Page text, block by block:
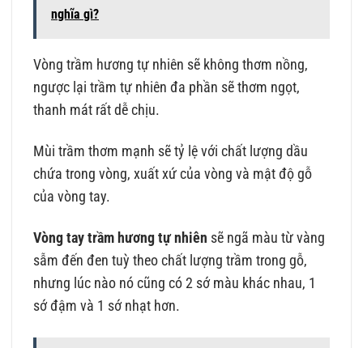
nghĩa gì?
Vòng trầm hương tự nhiên sẽ không thơm nồng,
ngược lại trầm tự nhiên đa phần sẽ thơm ngọt,
thanh mát rất dễ chịu.
Mùi trầm thơm mạnh sẽ tỷ lệ với chất lượng dầu
chứa trong vòng, xuất xứ của vòng và mật độ gỗ
của vòng tay.
Vòng tay trầm hương tự nhiên sẽ ngã màu từ vàng
sẫm đến đen tuỳ theo chất lượng trầm trong gỗ,
nhưng lúc nào nó cũng có 2 sớ màu khác nhau, 1
sớ đậm và 1 sớ nhạt hơn.